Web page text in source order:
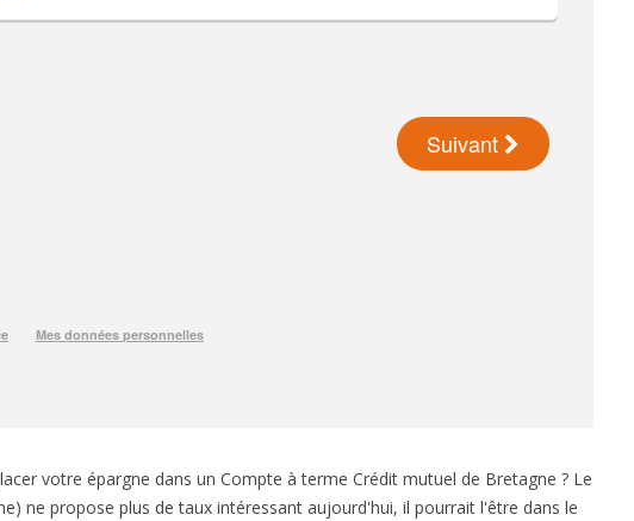
votre épargne dans un Compte à terme Crédit mutuel de Bretagne ? Le
ne propose plus de taux intéressant aujourd'hui, il pourrait l'être dans le